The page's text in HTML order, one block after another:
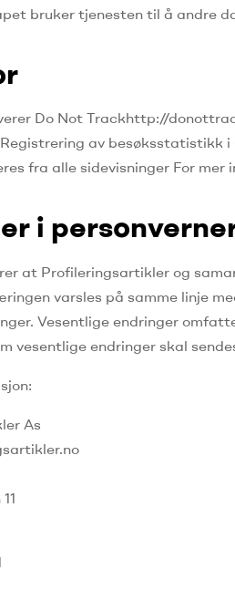
bruker tjenesten til å andre
Do Not Trackhttp://
av besøksstatistikk
fra alle sidevisninger For
i
at Profileringsartikler og
varsles på samme linje
Vesentlige endringer
vesentlige endringer skal
As